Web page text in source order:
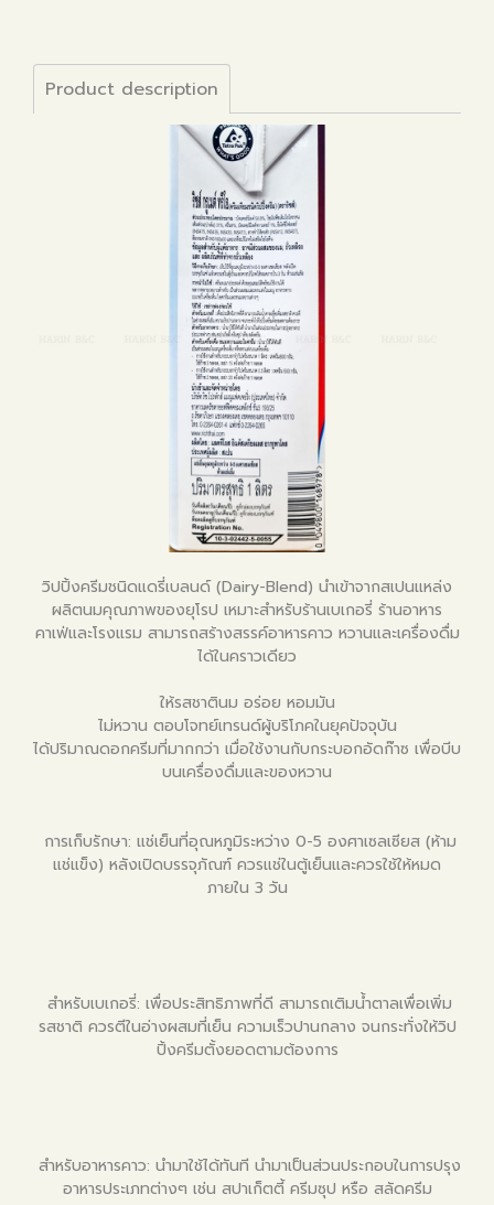
Product description
วิปปิ้งครีมชนิดแดรี่เบลนด์ (Dairy-Blend) นำเข้าจากสเปนแหล่ง
ผลิตนมคุณภาพของยุโรป เหมาะสำหรับร้านเบเกอรี่ ร้านอาหาร
คาเฟ่และโรงแรม สามารถสร้างสรรค์อาหารคาว หวานและเครื่องดื่ม
ได้ในคราวเดียว
ให้รสชาตินม อร่อย หอมมัน
ไม่หวาน ตอบโจทย์เทรนด์ผู้บริโภคในยุคปัจจุบัน
ได้ปริมาณดอกครีมที่มากกว่า เมื่อใช้งานกับกระบอกอัดก๊าซ เพื่อบีบ
บนเครื่องดื่มและของหวาน
การเก็บรักษา: แช่เย็นที่อุณหภูมิระหว่าง 0-5 องศาเซลเซียส (ห้าม
แช่แข็ง) หลังเปิดบรรจุภัณฑ์ ควรแช่ในตู้เย็นและควรใช้ให้หมด
ภายใน 3 วัน
สำหรับเบเกอรี่: เพื่อประสิทธิภาพที่ดี สามารถเติมน้ำตาลเพื่อเพิ่ม
รสชาติ ควรตีในอ่างผสมที่เย็น ความเร็วปานกลาง จนกระทั่งให้วิป
ปิ้งครีมตั้งยอดตามต้องการ
สำหรับอาหารคาว: นำมาใช้ได้ทันที นำมาเป็นส่วนประกอบในการปรุง
อาหารประเภทต่างๆ เช่น สปาเก็ตตี้ ครีมซุป หรือ สลัดครีม